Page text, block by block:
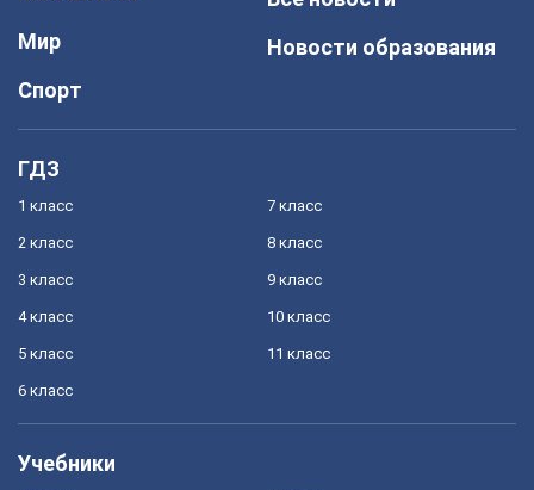
Мир
Спорт
Новости образования
ГДЗ
1 класс
2 класс
3 класс
4 класс
5 класс
6 класс
7 класс
8 класс
9 класс
10 класс
11 класс
Учебники